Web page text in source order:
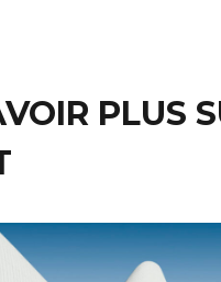
PLUS